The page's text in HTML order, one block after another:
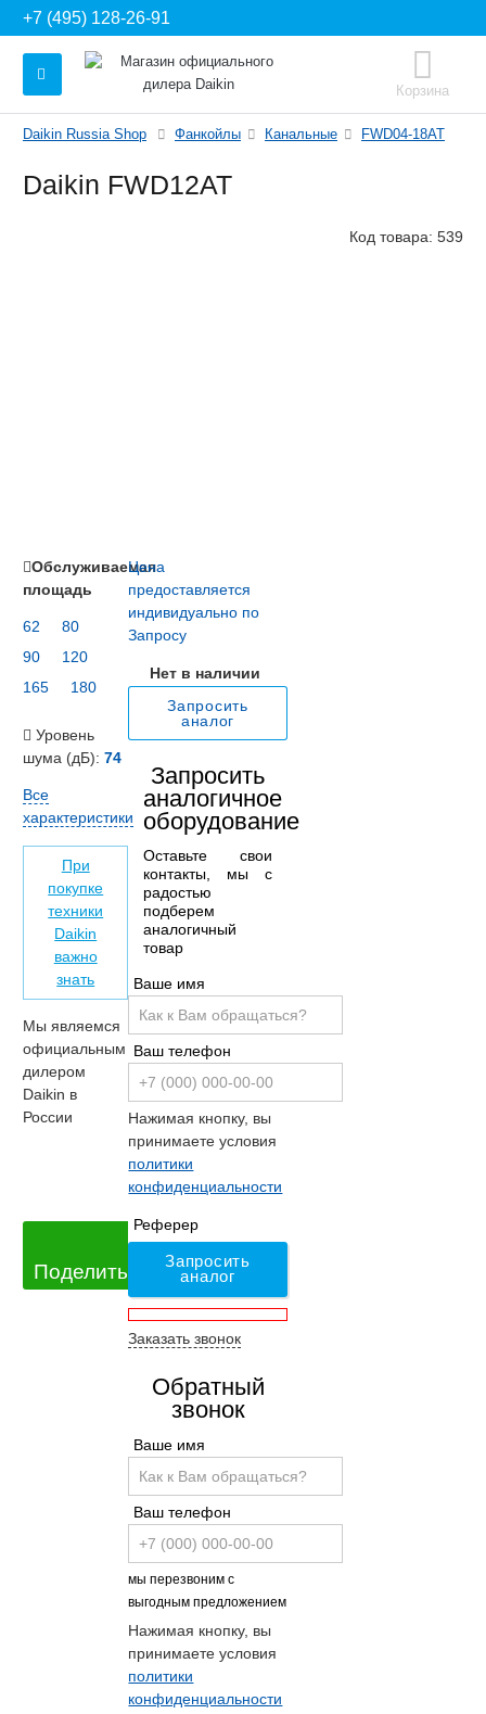
+7 (495) 128-26-91
Корзина
Daikin Russia Shop Фанкойлы Канальные FWD04-18AT
Daikin FWD12AT
Код товара: 539
Цена
предоставляется
индивидуально по
Запросу
Нет в наличии
Запросить
аналог
Запросить
аналогичное
оборудование
Оставьте свои
контакты, мы с
радостью
подберем
аналогичный
товар
Ваше имя
Ваш телефон
Нажимая кнопку, вы
принимаете условия
политики
конфиденциальности
Реферер
Запросить
аналог
Заказать звонок
Обратный
звонок
Ваше имя
Ваш телефон
мы перезвоним с
выгодным предложением
Нажимая кнопку, вы
принимаете условия
политики
конфиденциальности
Обслуживаемая
площадь
62
80
90
120
165
180
Уровень
шума (дБ): 74
Все
характеристики
При
покупке
техники
Daikin
важно
знать
Мы являемся
официальным
дилером
Daikin в
России
Поделиться